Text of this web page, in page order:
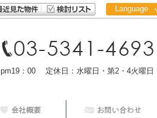
Language
中文
：00 定休日：水曜日・第2・4火曜日